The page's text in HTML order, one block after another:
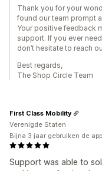
Thank you for your
found our team prompt
Your positive feedback
support. If you ever
don’t hesitate to reach
Best regards,
The Shop Circle Team
Support was able to
First Class Mobility
Verenigde Staten
Bijna 3 jaar gebruiken de app